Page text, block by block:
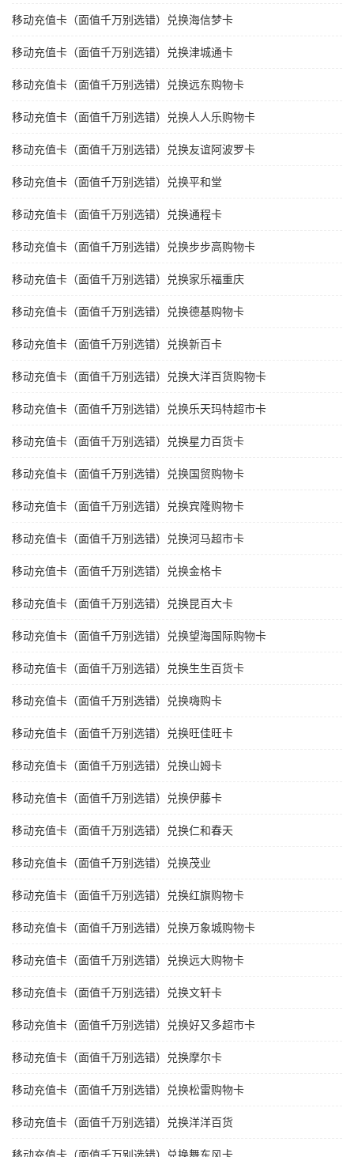
移动充值卡（面值千万别选错）兑换海信梦卡
移动充值卡（面值千万别选错）兑换津城通卡
移动充值卡（面值千万别选错）兑换远东购物卡
移动充值卡（面值千万别选错）兑换人人乐购物卡
移动充值卡（面值千万别选错）兑换友谊阿波罗卡
移动充值卡（面值千万别选错）兑换平和堂
移动充值卡（面值千万别选错）兑换通程卡
移动充值卡（面值千万别选错）兑换步步高购物卡
移动充值卡（面值千万别选错）兑换家乐福重庆
移动充值卡（面值千万别选错）兑换德基购物卡
移动充值卡（面值千万别选错）兑换新百卡
移动充值卡（面值千万别选错）兑换大洋百货购物卡
移动充值卡（面值千万别选错）兑换乐天玛特超市卡
移动充值卡（面值千万别选错）兑换星力百货卡
移动充值卡（面值千万别选错）兑换国贸购物卡
移动充值卡（面值千万别选错）兑换宾隆购物卡
移动充值卡（面值千万别选错）兑换河马超市卡
移动充值卡（面值千万别选错）兑换金格卡
移动充值卡（面值千万别选错）兑换昆百大卡
移动充值卡（面值千万别选错）兑换望海国际购物卡
移动充值卡（面值千万别选错）兑换生生百货卡
移动充值卡（面值千万别选错）兑换嗨购卡
移动充值卡（面值千万别选错）兑换旺佳旺卡
移动充值卡（面值千万别选错）兑换山姆卡
移动充值卡（面值千万别选错）兑换伊藤卡
移动充值卡（面值千万别选错）兑换仁和春天
移动充值卡（面值千万别选错）兑换茂业
移动充值卡（面值千万别选错）兑换红旗购物卡
移动充值卡（面值千万别选错）兑换万象城购物卡
移动充值卡（面值千万别选错）兑换远大购物卡
移动充值卡（面值千万别选错）兑换文轩卡
移动充值卡（面值千万别选错）兑换好又多超市卡
移动充值卡（面值千万别选错）兑换摩尔卡
移动充值卡（面值千万别选错）兑换松雷购物卡
移动充值卡（面值千万别选错）兑换洋洋百货